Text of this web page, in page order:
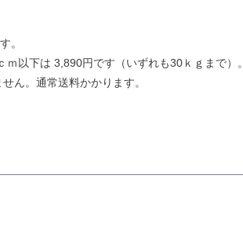
。
以下は 3,890円です（いずれも30ｋｇまで）。
ん。通常送料かかります。